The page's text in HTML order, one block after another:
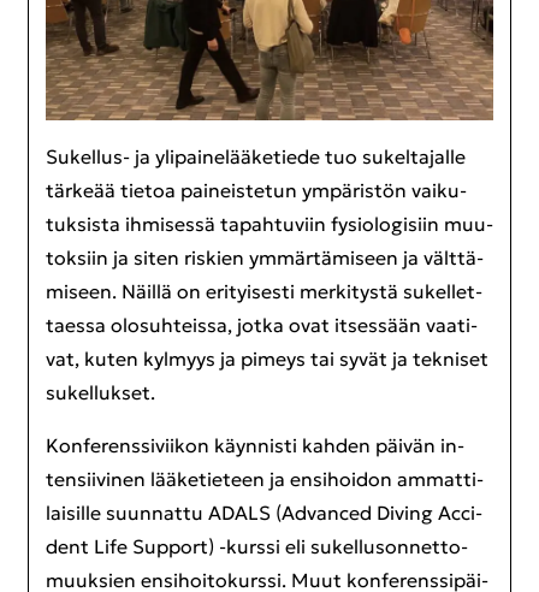
Sukellus-​ ja yli­pai­ne­lää­ke­tie­de tuo su­kel­ta­jal­le
tär­ke­ää tie­toa pai­neis­te­tun ym­pä­ris­tön vai­ku­
tuk­sis­ta ih­mi­ses­sä ta­pah­tu­viin fy­sio­lo­gi­siin muu­
tok­siin ja siten ris­kien ym­mär­tä­mi­seen ja vält­tä­
mi­seen. Näil­lä on eri­tyi­ses­ti mer­ki­tys­tä su­kel­let­
taes­sa olo­suh­teis­sa, jotka ovat it­ses­sään vaa­ti­
vat, kuten kyl­myys ja pi­meys tai syvät ja tek­ni­set
su­kel­luk­set.
Kon­fe­rens­si­vii­kon käyn­nis­ti kah­den päi­vän in­
ten­sii­vi­nen lää­ke­tie­teen ja en­si­hoi­don am­mat­ti­
lai­sil­le suun­nat­tu ADALS (Ad­vanced Di­ving Acci­
dent Life Sup­port) -​kurssi eli su­kel­luson­net­to­
muuk­sien en­si­hoi­to­kurs­si. Muut kon­fe­rens­si­päi­